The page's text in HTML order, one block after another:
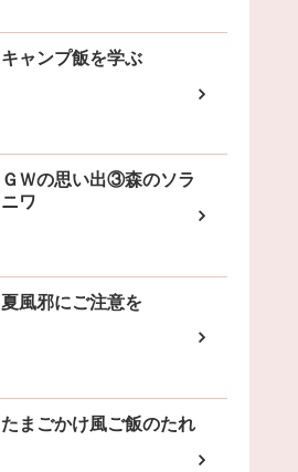
キャンプ飯を学ぶ
ＧＷの思い出③森のソラ
ニワ
夏風邪にご注意を
たまごかけ風ご飯のたれ